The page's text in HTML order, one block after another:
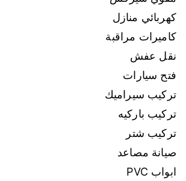
كهربائي منازل
كاميرات مراقبة
نقل عفش
فتح سيارات
تركيب سيراميك
تركيب باركيه
تركيب شتر
صيانة مصاعد
ابواب PVC